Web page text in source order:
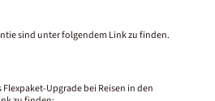
sind unter folgendem Link zu finden.
Upgrade bei Reisen in den